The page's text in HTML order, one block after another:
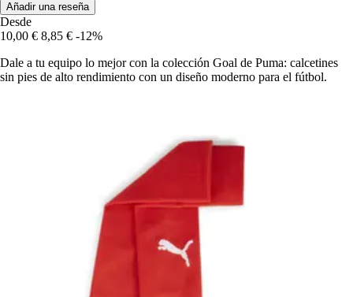
Añadir una reseña
Desde
10,00 € 8,85 € -12%
Dale a tu equipo lo mejor con la colección Goal de Puma: calcetines
sin pies de alto rendimiento con un diseño moderno para el fútbol.